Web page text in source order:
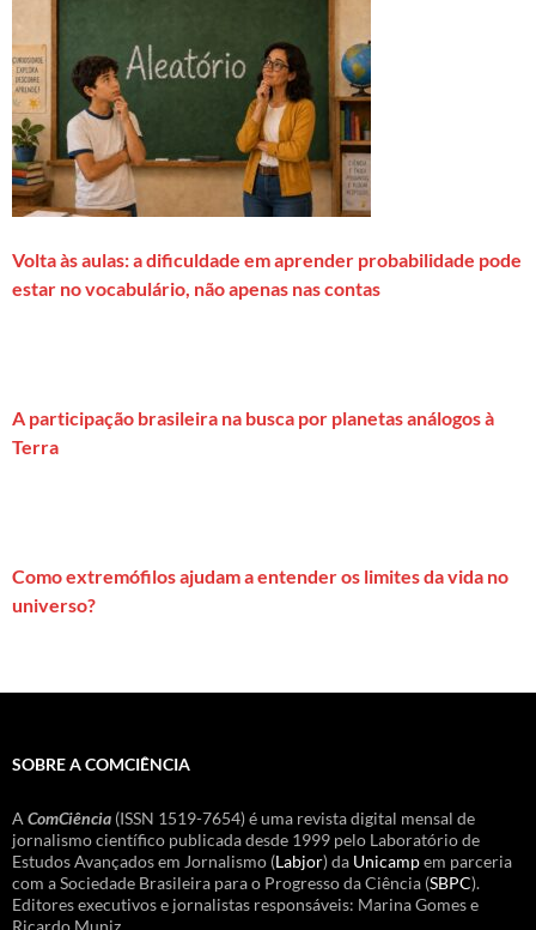
Volta às aulas: a dificuldade em aprender probabilidade pode
estar no vocabulário, não apenas nas contas
A participação brasileira na busca por planetas análogos à
Terra
Como extremófilos ajudam a entender os limites da vida no
universo?
SOBRE A COMCIÊNCIA
A ComCiência (ISSN 1519-7654) é uma revista digital mensal de
jornalismo científico publicada desde 1999 pelo Laboratório de
Estudos Avançados em Jornalismo (Labjor) da Unicampem parceria
com a Sociedade Brasileira para o Progresso da Ciência (SBPC).
Editores executivos e jornalistas responsáveis: Marina Gomes e
Ricardo Muniz.